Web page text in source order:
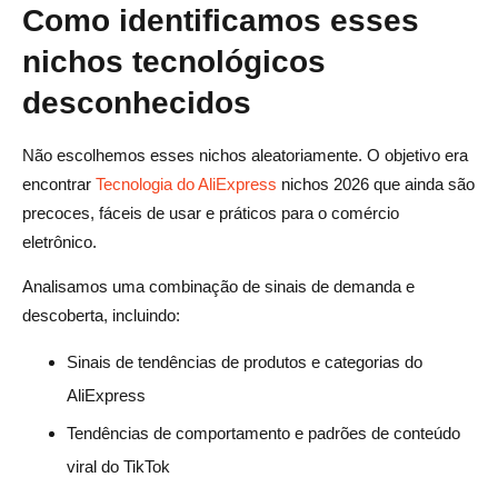
Como identificamos esses
nichos tecnológicos
desconhecidos
Não escolhemos esses nichos aleatoriamente. O objetivo era
encontrar Tecnologia do AliExpress nichos 2026 que ainda são
precoces, fáceis de usar e práticos para o comércio
eletrônico.
Analisamos uma combinação de sinais de demanda e
descoberta, incluindo:
Sinais de tendências de produtos e categorias do
AliExpress
Tendências de comportamento e padrões de conteúdo
viral do TikTok